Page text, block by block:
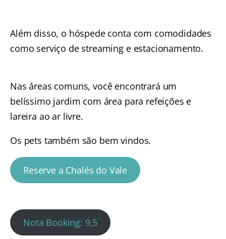
Além disso, o hóspede conta com comodidades
como serviço de streaming e estacionamento.
Nas áreas comuns, você encontrará um
belíssimo jardim com área para refeições e
lareira ao ar livre.
Os pets também são bem vindos.
Reserve a Chalés do Vale
Nota Booking: 9,5